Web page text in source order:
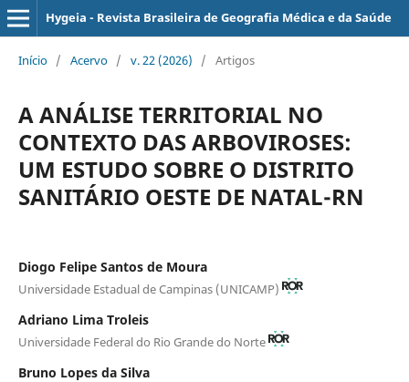
Hygeia - Revista Brasileira de Geografia Médica e da Saúde
Início / Acervo / v. 22 (2026) / Artigos
A ANÁLISE TERRITORIAL NO
CONTEXTO DAS ARBOVIROSES:
UM ESTUDO SOBRE O DISTRITO
SANITÁRIO OESTE DE NATAL-RN
Diogo Felipe Santos de Moura
Universidade Estadual de Campinas (UNICAMP)
Adriano Lima Troleis
Universidade Federal do Rio Grande do Norte
Bruno Lopes da Silva